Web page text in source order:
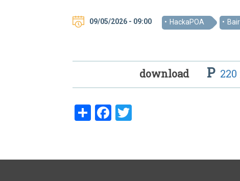
09/05/2026 - 09:00 HackaPOA
download P
ShareFacebook
Twitter